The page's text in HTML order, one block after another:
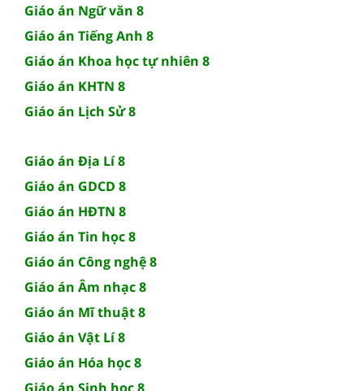
Giáo án Ngữ văn 8
Giáo án Tiếng Anh 8
Giáo án Khoa học tự nhiên 8
Giáo án KHTN 8
Giáo án Lịch Sử 8
Giáo án Địa Lí 8
Giáo án GDCD 8
Giáo án HĐTN 8
Giáo án Tin học 8
Giáo án Công nghệ 8
Giáo án Âm nhạc 8
Giáo án Mĩ thuật 8
Giáo án Vật Lí 8
Giáo án Hóa học 8